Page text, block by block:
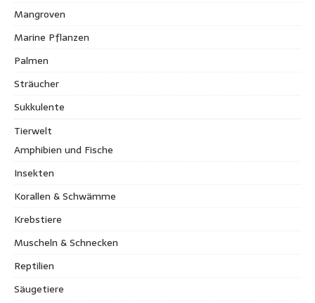
Mangroven
Marine Pflanzen
Palmen
Sträucher
Sukkulente
Tierwelt
Amphibien und Fische
Insekten
Korallen & Schwämme
Krebstiere
Muscheln & Schnecken
Reptilien
Säugetiere